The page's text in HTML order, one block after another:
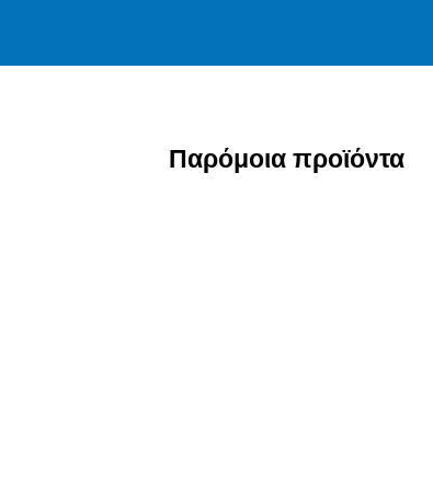
Παρόμοια προϊόντα